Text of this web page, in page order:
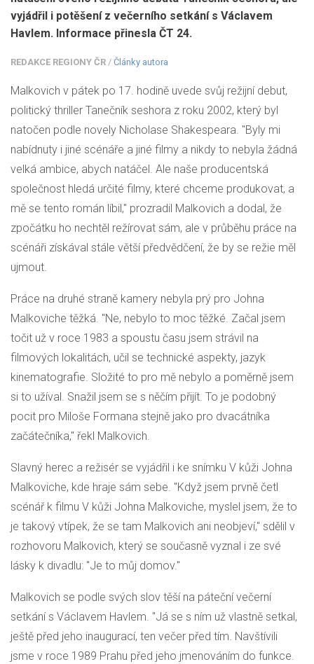
vyjádřil i potěšení z večerního setkání s Václavem
Havlem. Informace přinesla ČT 24.
REDAKCE REGIONY ČR / Články autora
Malkovich v pátek po 17. hodině uvede svůj režijní debut,
politický thriller Tanečník seshora z roku 2002, který byl
natočen podle novely Nicholase Shakespeara. "Byly mi
nabídnuty i jiné scénáře a jiné filmy a nikdy to nebyla žádná
velká ambice, abych natáčel. Ale naše producentská
společnost hledá určité filmy, které chceme produkovat, a
mě se tento román líbil," prozradil Malkovich a dodal, že
zpočátku ho nechtěl režírovat sám, ale v průběhu práce na
scénáři získával stále větší předvědčení, že by se režie měl
ujmout.
Práce na druhé straně kamery nebyla prý pro Johna
Malkoviche těžká. "Ne, nebylo to moc těžké. Začal jsem
točit už v roce 1983 a spoustu času jsem strávil na
filmových lokalitách, učil se technické aspekty, jazyk
kinematografie. Složité to pro mě nebylo a poměrně jsem
si to užíval. Snažil jsem se s něčím přijít. To je podobný
pocit pro Miloše Formana stejně jako pro dvacátníka
začátečníka," řekl Malkovich.
Slavný herec a režisér se vyjádřil i ke snímku V kůži Johna
Malkoviche, kde hraje sám sebe. "Když jsem prvně četl
scénář k filmu V kůži Johna Malkoviche, myslel jsem, že to
je takový vtípek, že se tam Malkovich ani neobjeví," sdělil v
rozhovoru Malkovich, který se současně vyznal i ze své
lásky k divadlu: "Je to můj domov."
Malkovich se podle svých slov těší na páteční večerní
setkání s Václavem Havlem. "Já se s ním už vlastně setkal,
ještě před jeho inaugurací, ten večer před tím. Navštívili
jsme v roce 1989 Prahu před jeho jmenováním do funkce.